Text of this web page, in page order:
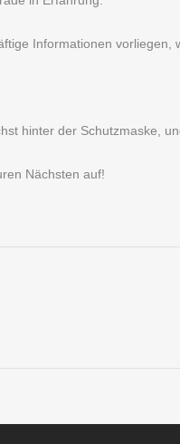
Informationen
hinter der Schutzmaske,
Nächsten auf!